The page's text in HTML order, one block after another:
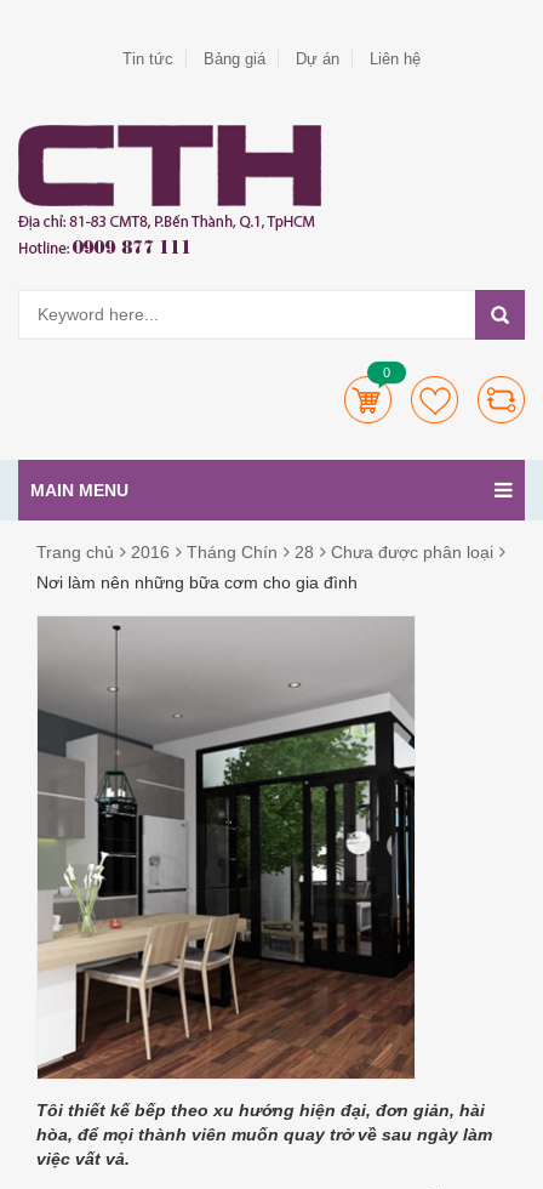
Tin tức Bảng giá Dự án Liên hệ
0
MAIN MENU
Trang chủ 2016 Tháng Chín 28
Chưa được phân loại
Nơi làm nên những bữa cơm cho gia đình
NÊN
NHỮNG
BỮA
CƠM
CHO
GIA
ĐÌNH
Tôi thiết kế bếp theo xu hướng hiện đại, đơn giản, hài
hòa, để mọi thành viên muốn quay trở về sau ngày làm
việc vất vả.